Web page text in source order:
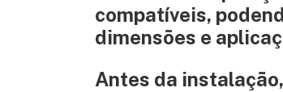
compatíveis,
dimensões e
Antes da